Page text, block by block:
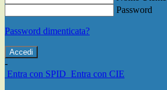
Password
Password dimenticata?
-
Entra con SPID Entra con CIE